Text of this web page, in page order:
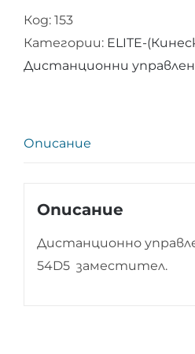
управление
за
ELITE
Код: 153
Категории: ELITE-
Дистанционни
Описание
Описание
Дистанционно
54D5 заместител.